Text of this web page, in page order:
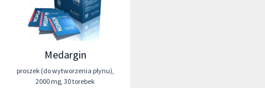
Medargin
proszek (do wytworzenia płynu),
2000 mg, 30 torebek